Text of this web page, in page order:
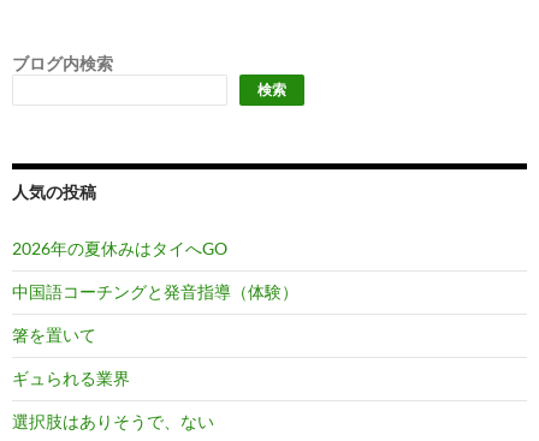
ブログ内検索
検索
人気の投稿
2026年の夏休みはタイへGO
中国語コーチングと発音指導（体験）
箸を置いて
ギュられる業界
選択肢はありそうで、ない